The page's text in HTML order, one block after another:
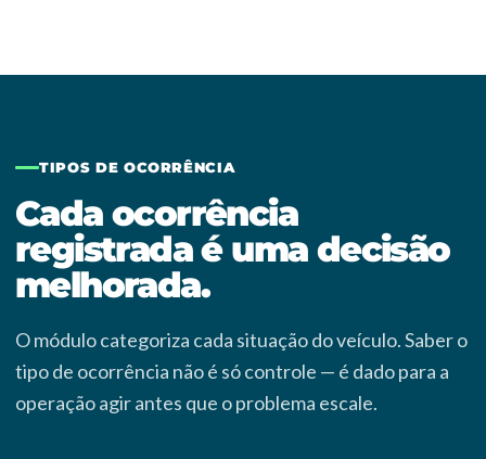
TIPOS DE OCORRÊNCIA
Cada ocorrência
registrada é uma decisão
melhorada.
O módulo categoriza cada situação do veículo. Saber o
tipo de ocorrência não é só controle — é dado para a
operação agir antes que o problema escale.